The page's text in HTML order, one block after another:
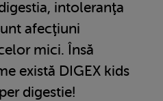
intoleranţa
afecţiuni
mici. Însă
există DIGEX kids
digestie!